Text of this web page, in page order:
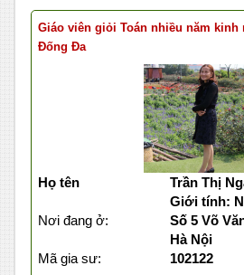
Giáo viên giỏi Toán nhiều năm kinh
Đống Đa
Họ tên
Trần Thị
Giới tính:
Nơi đang ở:
Số 5 Võ
Hà Nội
Mã gia sư:
102122